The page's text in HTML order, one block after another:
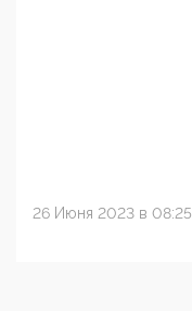
26 Июня 2023 в 08:25